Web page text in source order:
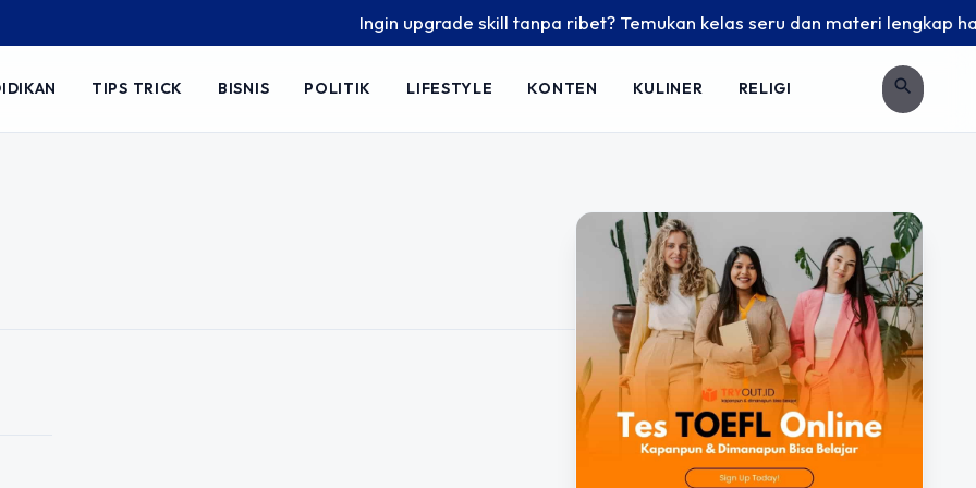
Ingin upgrade skill tanpa ribet? Temukan kelas seru dan materi lengkap
TIPS TRICK BISNIS POLITIK LIFESTYLE KONTEN KULINER RELIGI search
Tata
Menebak
Bahasa Indonesia sering dianggap